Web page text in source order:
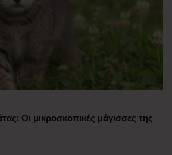
Οι μικροσκοπικές μάγισσες της